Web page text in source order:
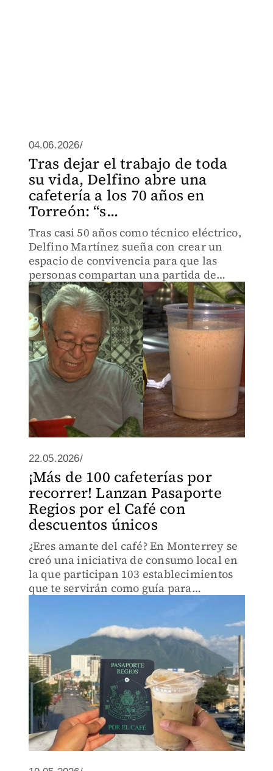
04.06.2026/
Tras dejar el trabajo de toda
su vida, Delfino abre una
cafetería a los 70 años en
Torreón: “s...
Tras casi 50 años como técnico eléctrico,
Delfino Martínez sueña con crear un
espacio de convivencia para que las
personas compartan una partida de
ajedrez o dominó.
22.05.2026/
¡Más de 100 cafeterías por
recorrer! Lanzan Pasaporte
Regios por el Café con
descuentos únicos
¿Eres amante del café? En Monterrey se
creó una iniciativa de consumo local en
la que participan 103 establecimientos
que te servirán como guía para